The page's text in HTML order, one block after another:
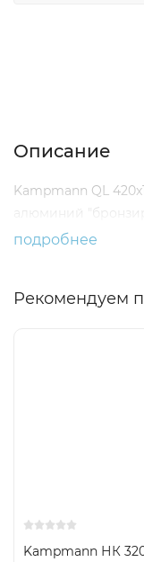
Описание
Kampmann QL
алюминий
подробнее
Рекомендуем
Kampmann НК